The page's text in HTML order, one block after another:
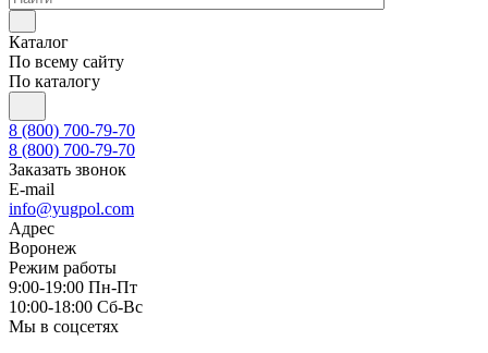
Каталог
По всему сайту
По каталогу
8 (800) 700-79-70
8 (800) 700-79-70
Заказать звонок
E-mail
info@yugpol.com
Адрес
Воронеж
Режим работы
9:00-19:00 Пн-Пт
10:00-18:00 Cб-Вс
Мы в соцсетях